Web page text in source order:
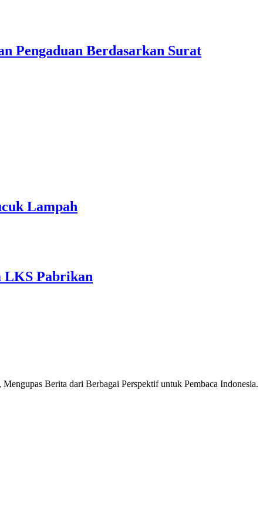
Pengaduan Berdasarkan Surat
Lampah
LKS Pabrikan
Berita dari Berbagai Perspektif untuk Pembaca Indonesia.